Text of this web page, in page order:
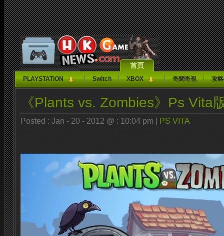
首頁
PLAYSTATION Switch XBOX 奇聞奇視 攻
《Plants vs. Zombies》Ps Vita
Posted : Jan - 20 - 2012 @ : 10:04 pm | PS VITA